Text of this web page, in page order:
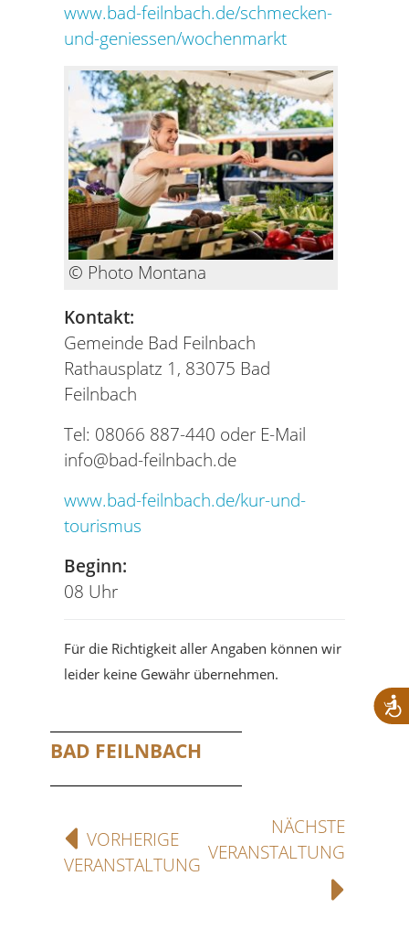
www.bad-feilnbach.de/schmecken-
und-geniessen/wochenmarkt
© Photo Montana
Kontakt:
Gemeinde Bad Feilnbach
Rathausplatz 1, 83075 Bad
Feilnbach
Tel: 08066 887-440 oder E-Mail
info@bad-feilnbach.de
www.bad-feilnbach.de/kur-und-
tourismus
Beginn:
08 Uhr
Für die Richtigkeit aller Angaben können wir
leider keine Gewähr übernehmen.
BAD FEILNBACH
VORHERIGE
VERANSTALTUNG
NÄCHSTE
VERANSTALTUNG